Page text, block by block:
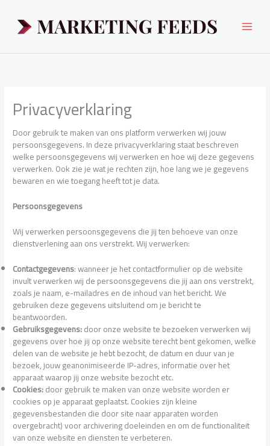
Privacyverklaring
Door gebruik te maken van ons platform verwerken wij jouw
persoonsgegevens. In deze privacyverklaring staat beschreven
welke persoonsgegevens wij verwerken en hoe wij deze gegevens
verwerken. Ook zie je wat je rechten zijn, hoe lang we je gegevens
bewaren en wie toegang heeft tot je data.
Persoonsgegevens
Wij verwerken persoonsgegevens die jij ten behoeve van onze
dienstverlening aan ons verstrekt. Wij verwerken:
Contactgegevens: wanneer je het contactformulier op de website
invult verwerken wij de persoonsgegevens die jij aan ons verstrekt,
zoals je naam, e-mailadres en de inhoud van het bericht. We
gebruiken deze gegevens uitsluitend om je bericht te
beantwoorden.
Gebruiksgegevens:door onze website te bezoeken verwerken wij
gegevens over hoe jij op onze website terecht bent gekomen, welke
delen van de website je hebt bezocht, de datum en duur van je
bezoek, jouw geanonimiseerde IP-adres, informatie over het
apparaat waarop jij onze website bezocht etc.
Cookies:door gebruik te maken van onze website worden er
cookies op je apparaat geplaatst. Cookies zijn kleine
gegevensbestanden die door site naar apparaten worden
overgebracht) voor archivering doeleinden en om de functionaliteit
van onze website en diensten te verbeteren.